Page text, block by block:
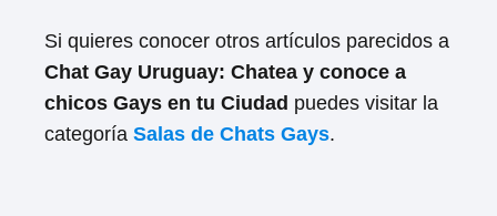
Si quieres conocer otros artículos parecidos a
Chat Gay Uruguay: Chatea y conoce a
chicos Gays en tu Ciudad puedes visitar la
categoría Salas de Chats Gays.